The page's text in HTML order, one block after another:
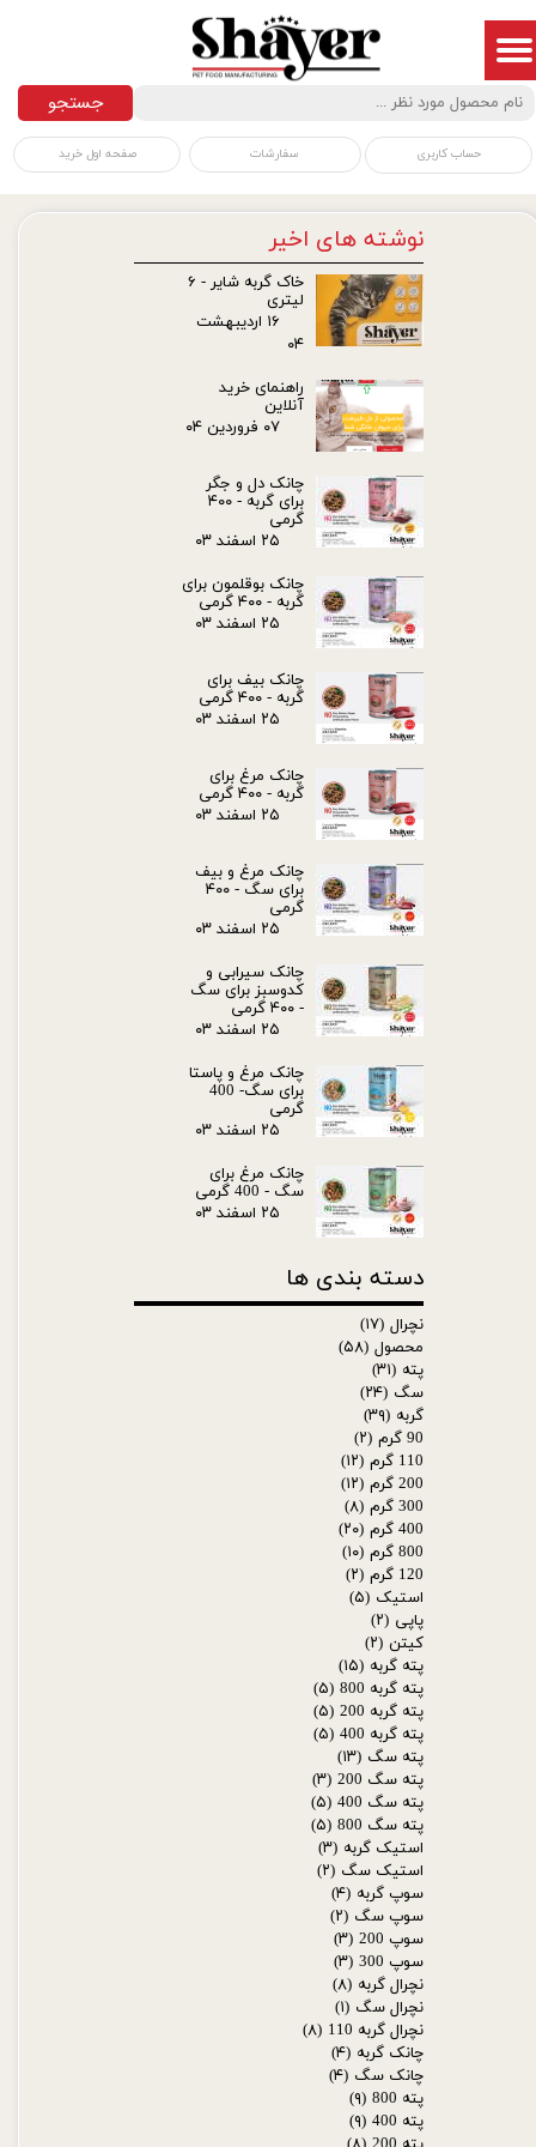
حساب کاربری سفارشات صفحه اول خرید
جستجو
نوشته های اخیر
خاک گربه شایر - ۶
لیتری
۱۶ اردیبهشت
۰۴
راهنمای خرید
آنلاین
۰۷ فروردین ۰۴
چانک دل و جگر
برای گربه - ۴۰۰
گرمی
۲۵ اسفند ۰۳
چانک بوقلمون برای
گربه - ۴۰۰ گرمی
۲۵ اسفند ۰۳
چانک بیف برای
گربه - ۴۰۰ گرمی
۲۵ اسفند ۰۳
چانک مرغ برای
گربه - ۴۰۰ گرمی
۲۵ اسفند ۰۳
چانک مرغ و بیف
برای سگ - ۴۰۰
گرمی
۲۵ اسفند ۰۳
چانک سیرابی و
کدوسبز برای سگ
- ۴۰۰ گرمی
۲۵ اسفند ۰۳
چانک مرغ و پاستا
برای سگ- 400
گرمی
۲۵ اسفند ۰۳
چانک مرغ برای
سگ - 400 گرمی
۲۵ اسفند ۰۳
دسته بندی ها
نچرال (۱۷)
محصول (۵۸)
پته (۳۱)
سگ (۲۴)
گربه (۳۹)
90 گرم
(۲)
110 گرم
(۱۲)
200 گرم
(۱۲)
300 گرم
(۸)
400 گرم
(۲۰)
800 گرم
(۱۰)
120 گرم
(۲)
استیک (۵)
پاپی (۲)
کیتن (۲)
پته گربه (۱۵)
پته گربه 800
(۵)
پته گربه 200
(۵)
پته گربه 400
(۵)
پته سگ (۱۳)
پته سگ 200
(۳)
پته سگ 400
(۵)
پته سگ 800
(۵)
استیک گربه (۳)
استیک سگ (۲)
سوپ گربه (۴)
سوپ سگ (۲)
سوپ 200
(۳)
سوپ 300
(۳)
نچرال گربه (۸)
نچرال سگ (۱)
نچرال گربه 110
(۸)
چانک گربه (۴)
چانک سگ (۴)
پته 800
(۹)
پته 400
(۹)